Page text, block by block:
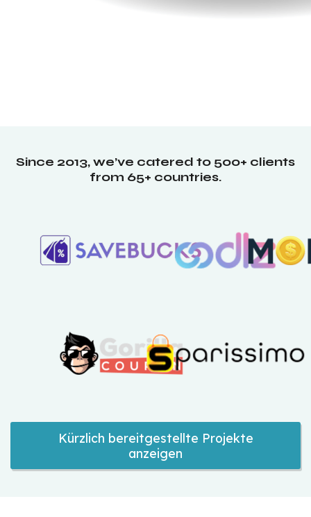
Since 2013, we’ve catered to 500+ clients
from 65+ countries.
Kürzlich bereitgestellte Projekte
anzeigen